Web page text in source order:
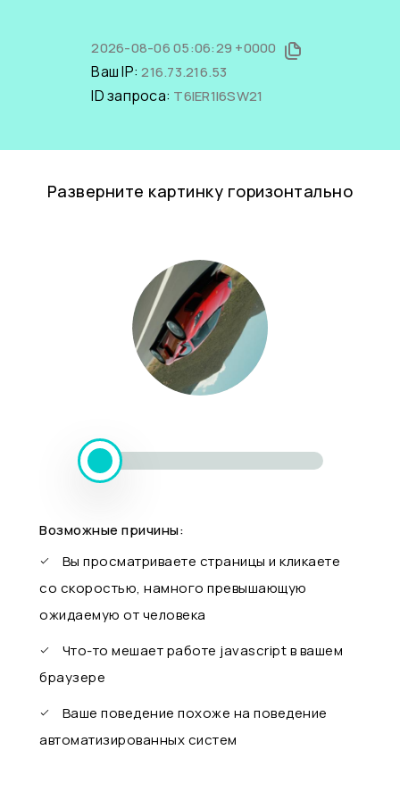
2026-08-06 05:06:29 +0000
Ваш IP:216.73.216.53
ID запроса: T6IER1l6SW21
Разверните картинку горизонтально
Возможные причины:
Вы просматриваете страницы и кликаете
со скоростью, намного превышающую
ожидаемую от человека
Что-то мешает работе javascript в вашем
браузере
Ваше поведение похоже на поведение
автоматизированных систем